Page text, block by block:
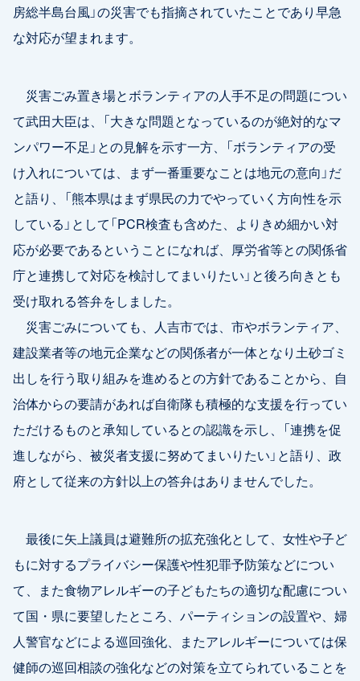
房総半島台風」の災害でも指摘されていたことであり早急
な対応が望まれます。
災害ごみ置き場とボランティアの人手不足の問題につい
て武田大臣は、「大きな問題となっているのが絶対的なマ
ンパワー不足」との見解を示す一方、「ボランティアの受
け入れについては、まず一番重要なことは地元の意向」だ
と語り、「熊本県はまず県民の力でやっていく方向性を示
している」として「PCR検査も含めた、よりきめ細かい対
応が必要であるということになれば、厚労省等との関係省
庁と連携して対応を検討してまいりたい」と後ろ向きとも
受け取れる答弁をしました。
災害ごみについても、人吉市では、市やボランティア、
建設業者等の地元企業などの関係者が一体となり土砂ゴミ
出しを行う取り組みを進めるとの方針であることから、自
治体からの要請があれば自衛隊も積極的な支援を行ってい
ただけるものと承知しているとの認識を示し、「連携を促
進しながら、被災者支援に努めてまいりたい」と語り、政
府として従来の方針以上の答弁はありませんでした。
最後に矢上議員は避難所の拡充強化として、女性や子ど
もに対するプライバシー保護や性犯罪予防策などについ
て、また食物アレルギーの子どもたちの適切な配慮につい
て国・県に要望したところ、パーティションの設置や、婦
人警官などによる巡回強化、またアレルギーについては保
健師の巡回相談の強化などの対策を立てられていることを